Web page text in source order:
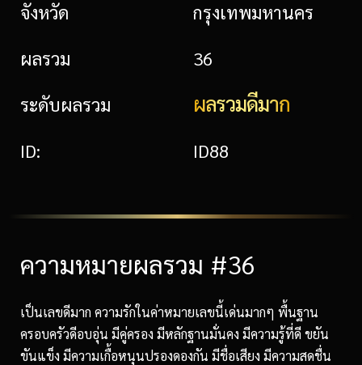
จังหวัด กรุงเทพมหานคร
ผลรวม 36
ระดับผลรวม ผลรวมดีมาก
ID: ID88
ความหมายผลรวม #36
เป็นเลขดีมาก ความรักในค่าหมายเลขนี้เด่นมากๆ พื้นฐาน
ครอบครัวดีอบอุ่น มีคู่ครอง มีหลักฐานมั่นคง มีความรู้ที่ดี ขยัน
ขันแข็ง มีความเกื้อหนุนปรองดองกัน มีชื่อเสียง มีความสดชื่น